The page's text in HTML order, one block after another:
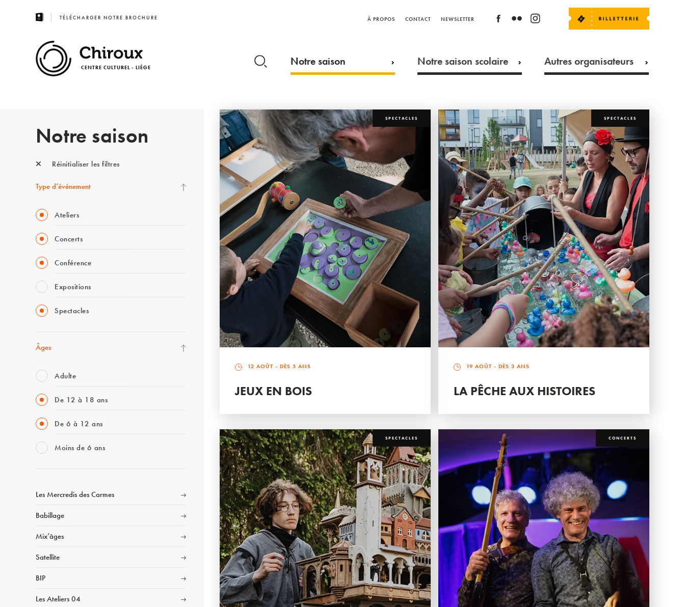
TÉLÉCHARGER NOTRE BROCHURE À PROPOS CONTACT NEWSLETTER
CENTRE CULTUREL - LIÈGE Notre saison Notre saison scolaire Autres organisateurs
Notre saison
Réinitialiser les filtres
Type d’événement
Ateliers
Concerts
Conférence
Expositions
Spectacles
Âges
Adulte
De 12 à 18 ans
De 6 à 12 ans
Moins de 6 ans
Les Mercredis des Carmes
Babillage
Mix’âges
Satellite
BIP
Les Ateliers 04
SPECTACLES
12 AOÛT - DÈS 5 ANS
JEUX EN BOIS
SPECTACLES
19 AOÛT - DÈS 3 ANS
LA PÊCHE AUX HISTOIRES
SPECTACLES CONCERTS